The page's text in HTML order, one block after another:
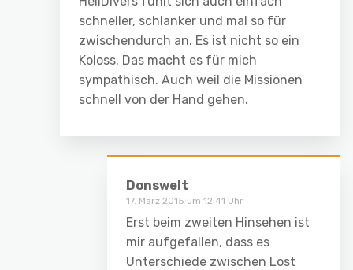
schneller, schlanker und mal so für
zwischendurch an. Es ist nicht so ein
Koloss. Das macht es für mich
sympathisch. Auch weil die Missionen
schnell von der Hand gehen.
Donswelt
17. März 2015 um 12:41 Uhr
Erst beim zweiten Hinsehen ist
mir aufgefallen, dass es
Unterschiede zwischen Lost